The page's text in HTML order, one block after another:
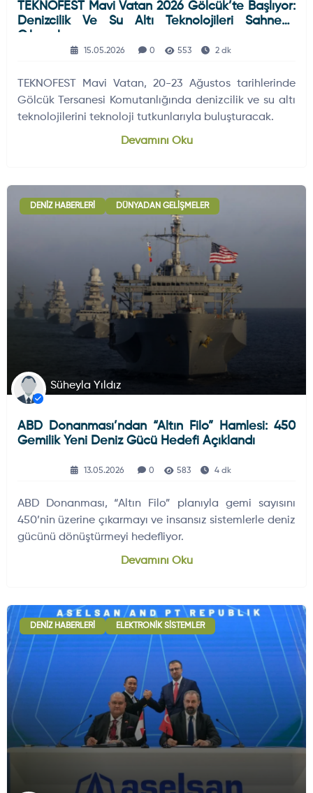
TEKNOFEST Mavi Vatan 2026 Gölcük’te Başlıyor:
Denizcilik Ve Su Altı Teknolojileri Sahneye
Çıkacak
15.05.2026 0 553 2 dk
TEKNOFEST Mavi Vatan, 20-23 Ağustos tarihlerinde
Gölcük Tersanesi Komutanlığında denizcilik ve su altı
teknolojilerini teknoloji tutkunlarıyla buluşturacak.
Devamını Oku
DENIZ HABERLERI DÜNYADAN GELIŞMELER
Süheyla Yıldız
ABD Donanması’ndan “Altın Filo” Hamlesi: 450
Gemilik Yeni Deniz Gücü Hedefi Açıklandı
13.05.2026 0 583 4 dk
ABD Donanması, “Altın Filo” planıyla gemi sayısını
450’nin üzerine çıkarmayı ve insansız sistemlerle deniz
gücünü dönüştürmeyi hedefliyor.
Devamını Oku
DENIZ HABERLERI ELEKTRONIK SISTEMLER